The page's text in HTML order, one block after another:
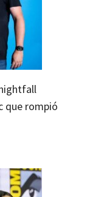
que rompió